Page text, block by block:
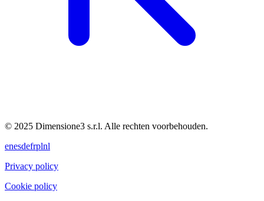
© 2025 Dimensione3 s.r.l. Alle rechten voorbehouden.
enesdefrplnl
Privacy policy
Cookie policy